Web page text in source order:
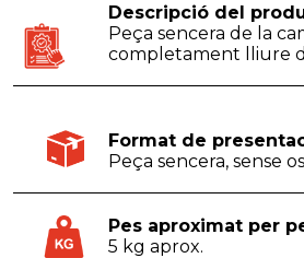
Descripció del
Peça sencera de la
completament lliure
Format de
Peça sencera, sense
Pes aproximat per
5 kg aprox.